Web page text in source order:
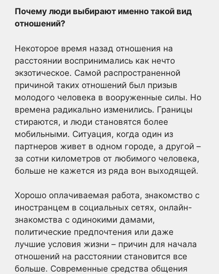
Почему люди выбирают именно такой вид
отношений?
Некоторое время назад отношения на
расстоянии воспринимались как нечто
экзотическое. Самой распространенной
причиной таких отношений был призыв
молодого человека в вооруженные силы. Но
времена радикально изменились. Границы
стираются, и люди становятся более
мобильными. Ситуация, когда один из
партнеров живет в одном городе, а другой –
за сотни километров от любимого человека,
больше не кажется из ряда вон выходящей.
Хорошо оплачиваемая работа, знакомство с
иностранцем в социальных сетях, онлайн-
знакомства с одинокими дамами,
политические предпочтения или даже
лучшие условия жизни – причин для начала
отношений на расстоянии становится все
больше. Современные средства общения